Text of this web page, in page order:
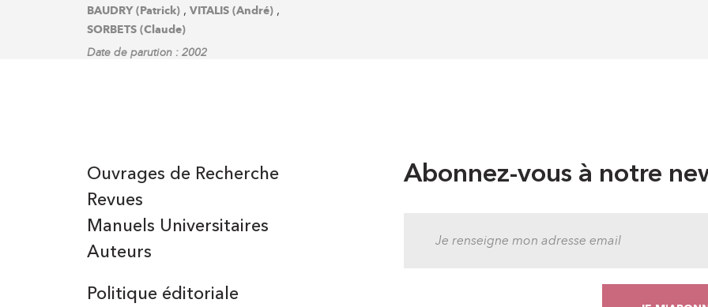
BAUDRY (Patrick), VITALIS (André),
SORBETS (Claude)
Date de parution : 2002
Abonnez-vous à notre
Auteurs
Manuels Universitaires
Ouvrages de Recherche
Revues
Politique éditoriale